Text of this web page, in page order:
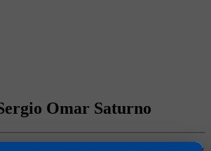
Omar Saturno